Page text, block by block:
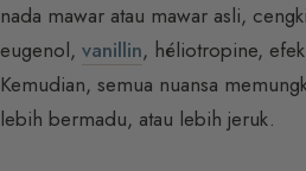
nada mawar atau mawar asli,
eugenol, vanillin, héliotropine,
Kemudian, semua nuansa
lebih bermadu, atau lebih jeruk.